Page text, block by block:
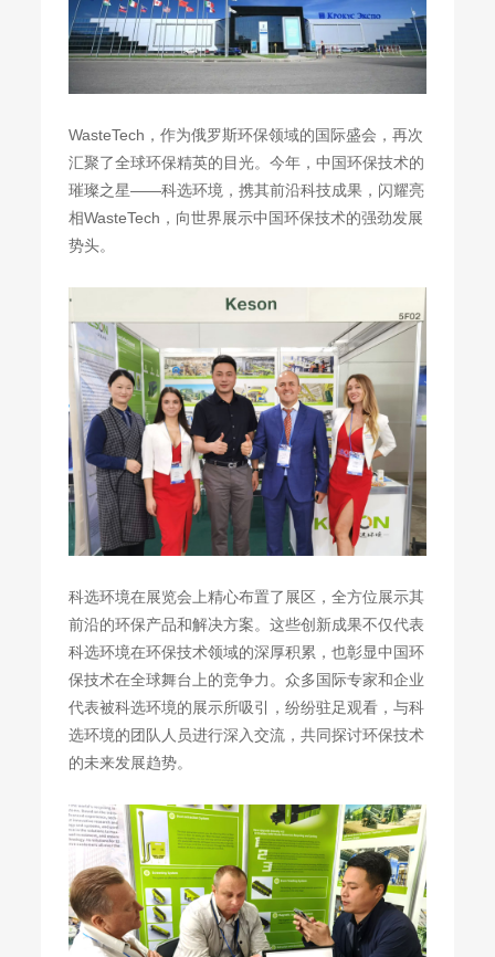
WasteTech，作为俄罗斯环保领域的国际盛会，再次
汇聚了全球环保精英的目光。今年，中国环保技术的
璀璨之星——科选环境，携其前沿科技成果，闪耀亮
相WasteTech，向世界展示中国环保技术的强劲发展
势头。
科选环境在展览会上精心布置了展区，全方位展示其
前沿的环保产品和解决方案。这些创新成果不仅代表
科选环境在环保技术领域的深厚积累，也彰显中国环
保技术在全球舞台上的竞争力。众多国际专家和企业
代表被科选环境的展示所吸引，纷纷驻足观看，与科
选环境的团队人员进行深入交流，共同探讨环保技术
的未来发展趋势。